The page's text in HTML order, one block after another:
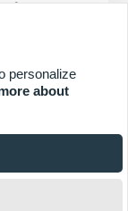
personalize
about